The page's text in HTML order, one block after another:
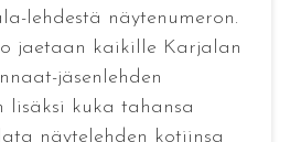
lehdestä näytenumeron.
jaetaan kaikille Karjalan
jäsenlehden
lisäksi kuka tahansa
näytelehden kotiinsa